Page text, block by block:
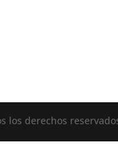
los derechos